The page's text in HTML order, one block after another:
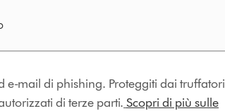
e-mail di phishing. Proteggiti dai truffatori
di terze parti. Scopri di più sulle